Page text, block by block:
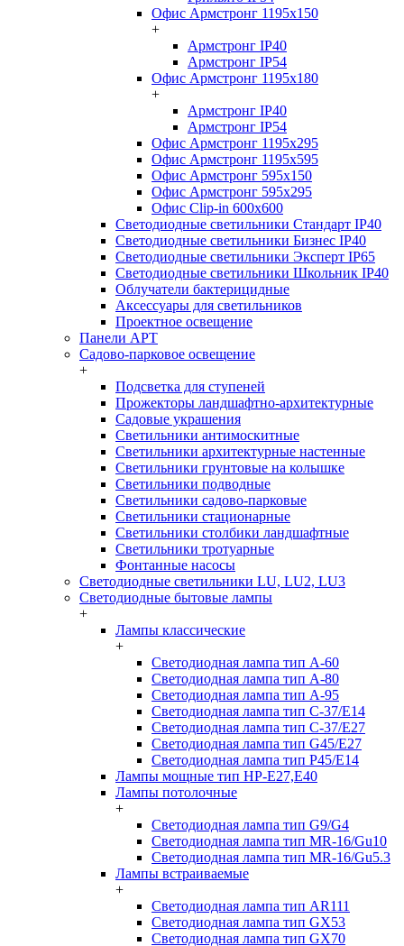
Офис Армстронг 1195x150
+
Армстронг IP40
Армстронг IP54
Офис Армстронг 1195x180
+
Армстронг IP40
Армстронг IP54
Офис Армстронг 1195x295
Офис Армстронг 1195x595
Офис Армстронг 595x150
Офис Армстронг 595x295
Офис Clip-in 600x600
Светодиодные светильники Стандарт IP40
Светодиодные светильники Бизнес IP40
Светодиодные светильники Эксперт IP65
Светодиодные светильники Школьник IP40
Облучатели бактерицидные
Аксессуары для светильников
Проектное освещение
Панели АРТ
Садово-парковое освещение
+
Подсветка для ступеней
Прожекторы ландшафтно-архитектурные
Садовые украшения
Светильники антимоскитные
Светильники архитектурные настенные
Светильники грунтовые на колышке
Светильники подводные
Светильники садово-парковые
Светильники стационарные
Светильники столбики ландшафтные
Светильники тротуарные
Фонтанные насосы
Светодиодные светильники LU, LU2, LU3
Светодиодные бытовые лампы
+
Лампы классические
+
Светодиодная лампа тип A-60
Светодиодная лампа тип A-80
Светодиодная лампа тип A-95
Светодиодная лампа тип C-37/Е14
Светодиодная лампа тип C-37/Е27
Светодиодная лампа тип G45/E27
Светодиодная лампа тип P45/E14
Лампы мощные тип HP-E27,E40
Лампы потолочные
+
Светодиодная лампа тип G9/G4
Светодиодная лампа тип MR-16/Gu10
Светодиодная лампа тип MR-16/Gu5.3
Лампы встраиваемые
+
Светодиодная лампа тип AR111
Светодиодная лампа тип GX53
Светодиодная лампа тип GX70